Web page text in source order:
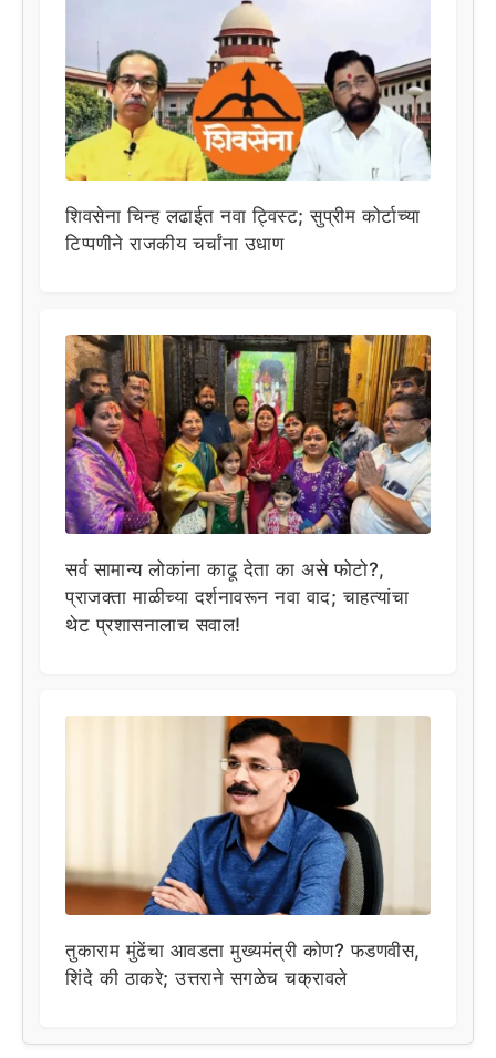
शिवसेना चिन्ह लढाईत नवा ट्विस्ट; सुप्रीम कोर्टाच्या
टिप्पणीने राजकीय चर्चांना उधाण
सर्व सामान्य लोकांना काढू देता का असे फोटो?,
प्राजक्ता माळीच्या दर्शनावरून नवा वाद; चाहत्यांचा
थेट प्रशासनालाच सवाल!
तुकाराम मुंढेंचा आवडता मुख्यमंत्री कोण? फडणवीस,
शिंदे की ठाकरे; उत्तराने सगळेच चक्रावले